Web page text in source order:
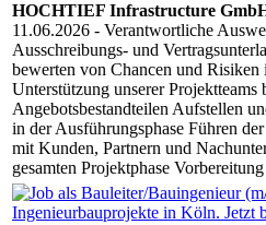
HOCHTIEF Infrastructure
11.06.2026 - Verantwortliche
Ausschreibungs- und
bewerten von Chancen und
Unterstützung unserer
Angebotsbestandteilen Aufstellen
in der Ausführungsphase Führen
mit Kunden, Partnern und
gesamten Projektphase